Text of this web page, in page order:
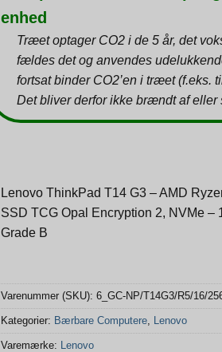
enhed
Træet optager CO2 i de 5 år, det
fældes det og anvendes
fortsat binder CO2’en i træet (f.eks.
Det bliver derfor ikke brændt af eller
Lenovo ThinkPad T14 G3 – AMD
SSD TCG Opal Encryption 2, NVMe –
Grade B
Varenummer (SKU): 6_GC-NP/T14G3/R5/16/
Kategorier: Bærbare Computere Lenovo
Varemærke: Lenovo